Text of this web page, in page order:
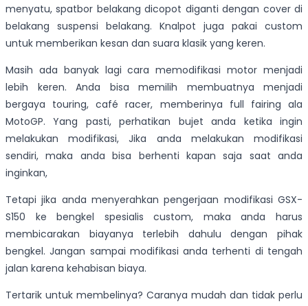
menyatu, spatbor belakang dicopot diganti dengan cover di
belakang suspensi belakang. Knalpot juga pakai custom
untuk memberikan kesan dan suara klasik yang keren.
Masih ada banyak lagi cara memodifikasi motor menjadi
lebih keren. Anda bisa memilih membuatnya menjadi
bergaya touring, café racer, memberinya full fairing ala
MotoGP. Yang pasti, perhatikan bujet anda ketika ingin
melakukan modifikasi, Jika anda melakukan modifikasi
sendiri, maka anda bisa berhenti kapan saja saat anda
inginkan,
Tetapi jika anda menyerahkan pengerjaan modifikasi GSX-
S150 ke bengkel spesialis custom, maka anda harus
membicarakan biayanya terlebih dahulu dengan pihak
bengkel. Jangan sampai modifikasi anda terhenti di tengah
jalan karena kehabisan biaya.
Tertarik untuk membelinya? Caranya mudah dan tidak perlu